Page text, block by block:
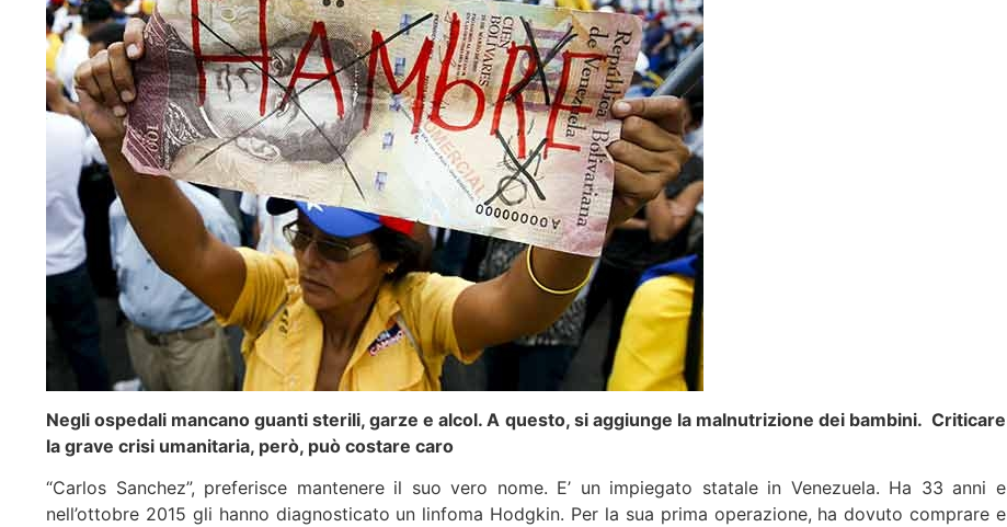
Negli ospedali mancano guanti sterili, garze e alcol. A questo, si aggiunge la malnutrizione dei bambini. Criticare
la grave crisi umanitaria, però, può costare caro
“Carlos Sanchez”, preferisce mantenere il suo vero nome. E’ un impiegato statale in Venezuela. Ha 33 anni e
nell’ottobre 2015 gli hanno diagnosticato un linfoma Hodgkin. Per la sua prima operazione, ha dovuto comprare e